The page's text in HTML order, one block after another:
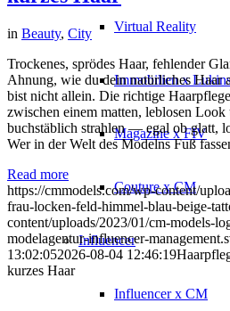
Virtual Reality
Immobilien x
Magazine x FIV
Couture x CM
Influencer
Influencer x CM
in Beauty, City
Trockenes, sprödes Haar, fehlender
Ahnung, wie du dein natürliches Haar
bist nicht allein. Die richtige
zwischen einem matten, leblosen Look
buchstäblich strahlen — egal ob glatt,
Wer in der Welt des Modelns Fuß
Read more
https://cmmodels.com/wp-content/
frau-locken-feld-himmel-blau-beige-
content/uploads/2023/01/cm-models-
modelagentur-influencer-
13:02:052026-08-04 12:46:19
kurzes Haar